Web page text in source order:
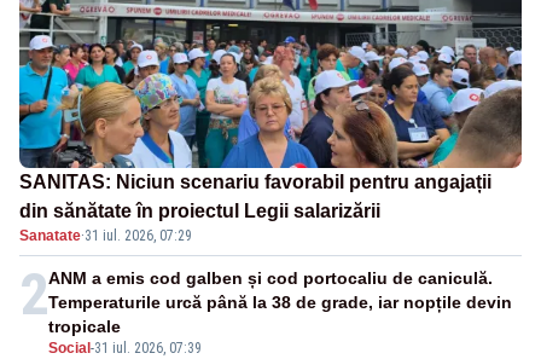
SANITAS: Niciun scenariu favorabil pentru angajații
din sănătate în proiectul Legii salarizării
Sanatate·31 iul. 2026, 07:29
2
Social -31 iul. 2026, 07:39
ANM a emis cod galben și cod portocaliu de caniculă.
Temperaturile urcă până la 38 de grade, iar nopțile devin
tropicale